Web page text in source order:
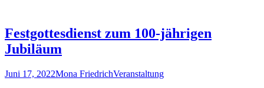
Festgottesdienst zum 100-jährigen
Jubiläum
Juni 17, 2022Mona FriedrichVeranstaltung